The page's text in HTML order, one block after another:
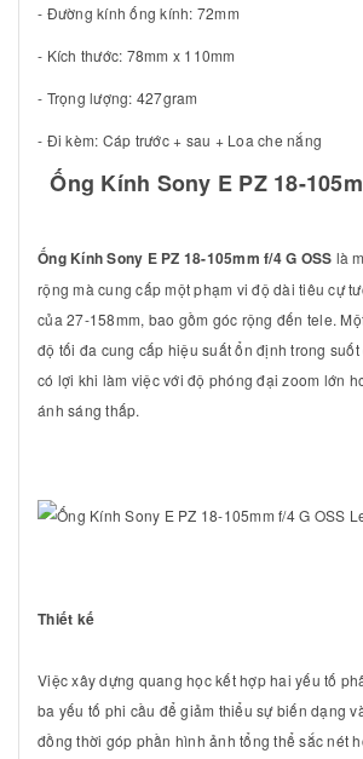
- Đường kính ống kính: 72mm
- Kích thước: 78mm x 110mm
- Trọng lượng: 427gram
- Đi kèm: Cáp trước + sau + Loa che nắng
Ống Kính Sony E PZ 18-
Ống Kính Sony E PZ 18-105mm f/4 G OSS là
rộng mà cung cấp một phạm vi độ dài tiêu cự
của 27-158mm, bao gồm góc rộng đến tele.
độ tối đa cung cấp hiệu suất ổn định trong
có lợi khi làm việc với độ phóng đại zoom lớn
ánh sáng thấp.
Thiết kế
Việc xây dựng quang học kết hợp hai yếu tố
ba yếu tố phi cầu để giảm thiểu sự biến dạng
đồng thời góp phần hình ảnh tổng thể sắc nét